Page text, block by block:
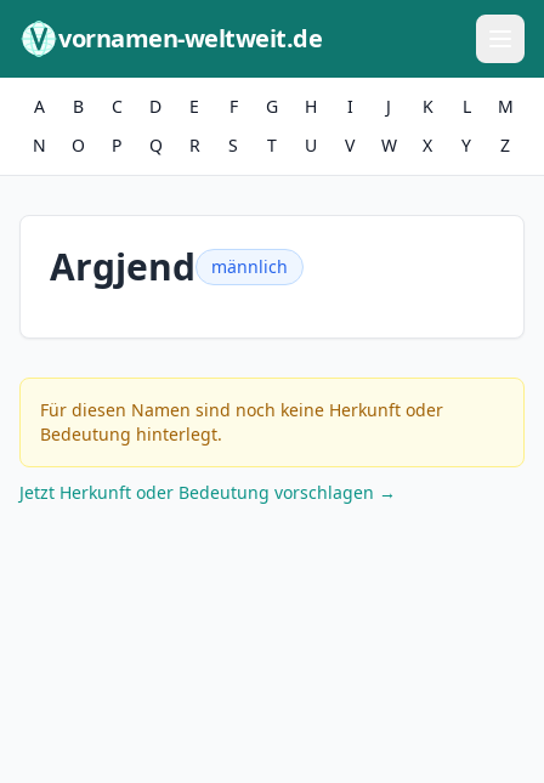
vornamen-weltweit.de
A B C D E F G H I J K L
M
N
O P Q R S T U V W X Y Z
Argjend männlich
Für diesen Namen sind noch keine Herkunft oder
Bedeutung hinterlegt.
Jetzt Herkunft oder Bedeutung vorschlagen →